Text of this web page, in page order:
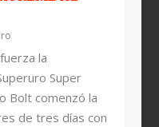
la
Super
Bolt comenzó la
de tres días con